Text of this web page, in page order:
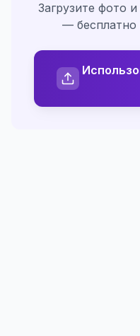
Загрузите фото
— бесплатно